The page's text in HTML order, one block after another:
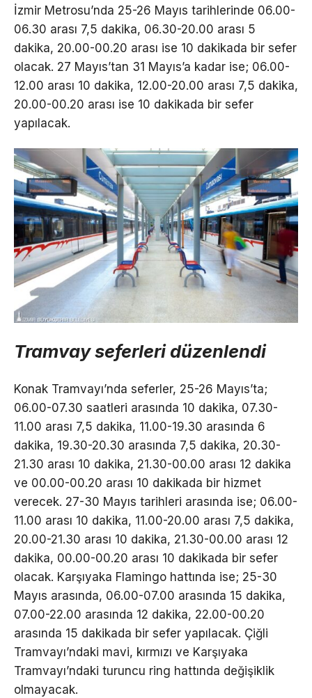
İzmir Metrosu’nda 25-26 Mayıs tarihlerinde 06.00-
06.30 arası 7,5 dakika, 06.30-20.00 arası 5
dakika, 20.00-00.20 arası ise 10 dakikada bir sefer
olacak. 27 Mayıs’tan 31 Mayıs’a kadar ise; 06.00-
12.00 arası 10 dakika, 12.00-20.00 arası 7,5 dakika,
20.00-00.20 arası ise 10 dakikada bir sefer
yapılacak.
Tramvay seferleri düzenlendi
Konak Tramvayı’nda seferler, 25-26 Mayıs’ta;
06.00-07.30 saatleri arasında 10 dakika, 07.30-
11.00 arası 7,5 dakika, 11.00-19.30 arasında 6
dakika, 19.30-20.30 arasında 7,5 dakika, 20.30-
21.30 arası 10 dakika, 21.30-00.00 arası 12 dakika
ve 00.00-00.20 arası 10 dakikada bir hizmet
verecek. 27-30 Mayıs tarihleri arasında ise; 06.00-
11.00 arası 10 dakika, 11.00-20.00 arası 7,5 dakika,
20.00-21.30 arası 10 dakika, 21.30-00.00 arası 12
dakika, 00.00-00.20 arası 10 dakikada bir sefer
olacak. Karşıyaka Flamingo hattında ise; 25-30
Mayıs arasında, 06.00-07.00 arasında 15 dakika,
07.00-22.00 arasında 12 dakika, 22.00-00.20
arasında 15 dakikada bir sefer yapılacak. Çiğli
Tramvayı’ndaki mavi, kırmızı ve Karşıyaka
Tramvayı’ndaki turuncu ring hattında değişiklik
olmayacak.